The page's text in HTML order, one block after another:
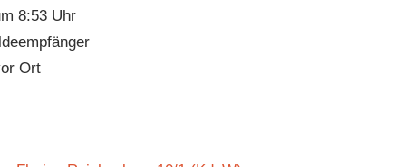
8:53 Uhr
Ort